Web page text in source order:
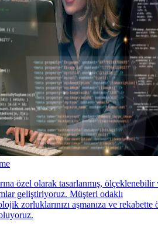
özel olarak tasarlanmış, ölçeklenebilir
geliştiriyoruz. Müşteri odaklı
zorluklarınızı aşmanıza ve rekabette